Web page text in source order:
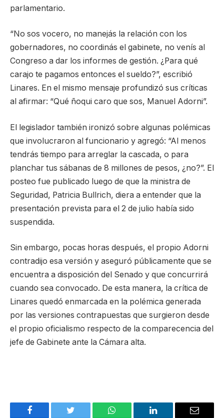
parlamentario.
“No sos vocero, no manejás la relación con los
gobernadores, no coordinás el gabinete, no venís al
Congreso a dar los informes de gestión. ¿Para qué
carajo te pagamos entonces el sueldo?”, escribió
Linares. En el mismo mensaje profundizó sus críticas
al afirmar: “Qué ñoqui caro que sos, Manuel Adorni”.
El legislador también ironizó sobre algunas polémicas
que involucraron al funcionario y agregó: “Al menos
tendrás tiempo para arreglar la cascada, o para
planchar tus sábanas de 8 millones de pesos, ¿no?”. El
posteo fue publicado luego de que la ministra de
Seguridad, Patricia Bullrich, diera a entender que la
presentación prevista para el 2 de julio había sido
suspendida.
Sin embargo, pocas horas después, el propio Adorni
contradijo esa versión y aseguró públicamente que se
encuentra a disposición del Senado y que concurrirá
cuando sea convocado. De esta manera, la crítica de
Linares quedó enmarcada en la polémica generada
por las versiones contrapuestas que surgieron desde
el propio oficialismo respecto de la comparecencia del
jefe de Gabinete ante la Cámara alta.